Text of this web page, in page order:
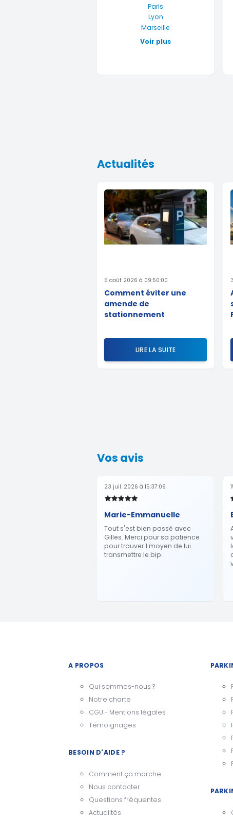
Paris
Lyon
Marseille
Voir plus
Actualités
5 août 2026 à 09:50:00
Comment éviter une
amende de
stationnement
LIRE LA SUITE
Vos avis
23 juil. 2026 à 15:37:09
Marie-Emmanuelle
Tout s'est bien passé avec
Gilles. Merci pour sa patience
pour trouver 1 moyen de lui
transmettre le bip.
A PROPOS
Qui sommes-nous ?
Notre charte
CGU - Mentions légales
Témoignages
BESOIN D'AIDE ?
Comment ça marche
Nous contacter
Questions fréquentes
Actualités